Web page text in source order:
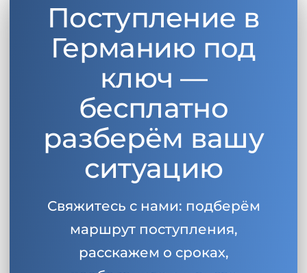
Поступление в
Германию под
ключ —
бесплатно
разберём вашу
ситуацию
Свяжитесь с нами: подберём
маршрут поступления,
расскажем о сроках,